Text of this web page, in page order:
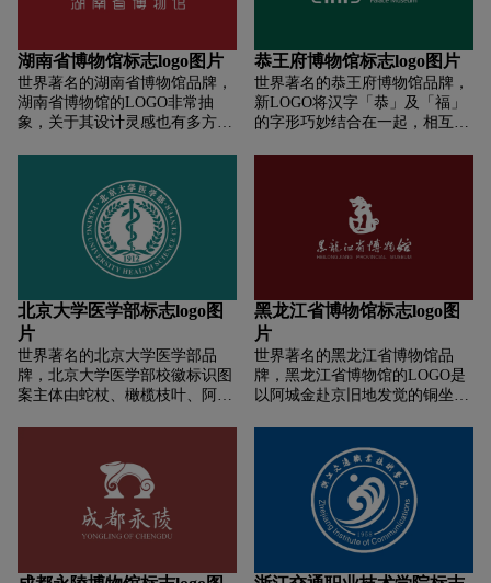
板的外墙，庄严典雅。
了现代处理手法，将博物院的英
文缩写“IMM”作为支撑柱的剪影
竖立在中间使得标志更具有气魄
更加透气与鲜活。标志我们从左
往右看时神似一匹草原奔腾的骏
鹰向全中国、全世界传递着草原
人民富足、平安、祥和的喜悦情
怀，传达着内蒙古悠久的历史文
湖南省博物馆标志logo图片
世界著名的湖南省博物馆品牌，
湖南省博物馆的LOGO非常抽
象，关于其设计灵感也有多方面
计师也是主体建筑的设计师矶崎
新。湖南省博物馆此外，这个剪
影LOGO也是《山海经》中神兽
强良的造型。这种似羊非羊似虎
非虎的神兽，绘制于马王堆辛追
夫人的黑地彩绘棺上。
恭王府博物馆标志logo图片
世界著名的恭王府博物馆品牌，
新LOGO将汉字「恭」及「福」
的字形巧妙结合在一起，相互衬
在遗址基础上，以王府历史文化
研究、展示、传播为核心,拥有
「福文化」内涵的博物馆，具有
鲜明的识别性。 ​​​
北京大学医学部标志logo图
片
世界著名的北京大学医学部品
牌，北京大学医学部校徽标识图
案主体由蛇杖、橄榄枝叶、阿拉
蛇杖图形，蛇杖与橄榄枝分别象
征生命和希望。彰显出北医学者
关爱生命的人文精神。双环结构
代表北医的凝聚力，同时，也与
符号:作为医学界最为悠久、最为
黑龙江省博物馆标志logo图
片
世界著名的黑龙江省博物馆品
牌，黑龙江省博物馆的LOGO是
以阿城金赴京旧地发觉的铜坐龙
博物馆书写的馆名。铜坐龙，
1965年出土文物于黑龙江阿城市
东城古城墙边，应当为金代皇家
专用马车上的装饰品。它集龙、
麟麟、狮、犬品牌形象和特性于
一身，设计设想及雕塑作品水准
精湛。